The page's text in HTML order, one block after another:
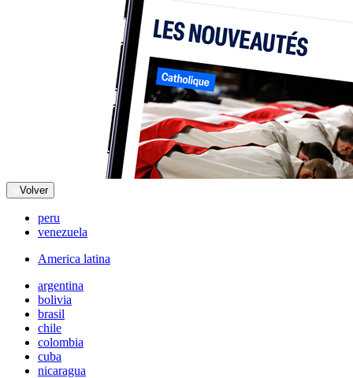
Volver
peru
venezuela
America latina
argentina
bolivia
brasil
chile
colombia
cuba
nicaragua